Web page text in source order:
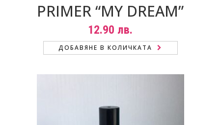
PRIMER “MY DREAM”
12.90 лв.
ДОБАВЯНЕ В КОЛИЧКАТА